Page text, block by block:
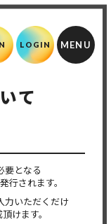
LOGIN
て
要となる
行されます。
力いただくだけ
けます。